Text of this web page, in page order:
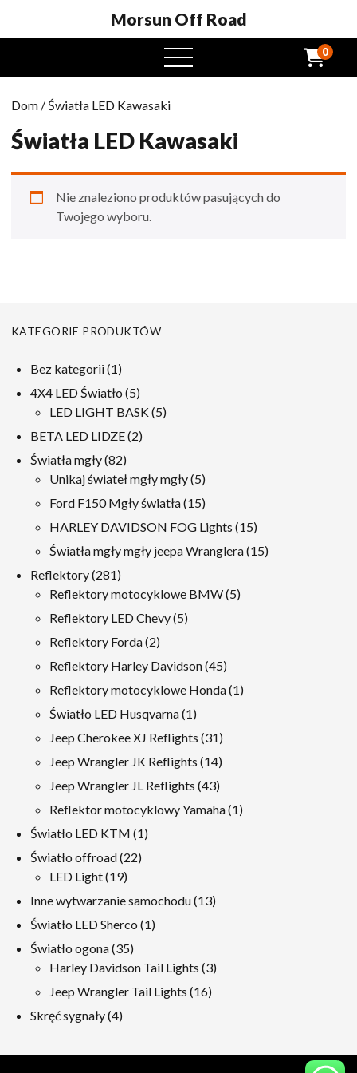
Morsun Off Road
Otwarte
menu
0
Dom / Światła LED Kawasaki
Światła LED Kawasaki
Nie znaleziono produktów pasujących do
Twojego wyboru.
KATEGORIE PRODUKTÓW
Bez kategorii 11
produkt
4X4 LED Światło 55
produkty
LED LIGHT BASK 55
BETA LED LIDZE 22
Światła mgły 8282
produkty
Unikaj świateł mgły mgły 55
produkty
Ford F150 Mgły światła 1515
produkty
HARLEY DAVIDSON FOG Lights 1515
produkty
Światła mgły mgły jeepa Wranglera 1515
Reflektory 281281
produkty
Reflektory motocyklowe BMW 55
Reflektory LED Chevy 55
Reflektory Forda 22
produkty
Reflektory Harley Davidson 4545
produkty
Reflektory motocyklowe Honda 11
Światło LED Husqvarna 11
produkt
Jeep Cherokee XJ Reflights 3131
produkty
Jeep Wrangler JK Reflights 1414
produkty
Jeep Wrangler JL Reflights 4343
produkty
Reflektor motocyklowy Yamaha 11
Światło LED KTM 11
Światło offroad 2222
LED Light 1919
produkty
Inne wytwarzanie samochodu 1313
Światło LED Sherco 11
Światło ogona 3535
produkty
Harley Davidson Tail Lights 33
Jeep Wrangler Tail Lights 1616
Skręć sygnały 44